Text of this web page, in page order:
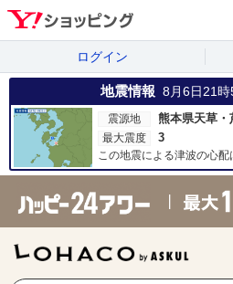
ログイン
地震情報 8月6日21
震源地 熊本県天草・
最大震度 3
この地震による津波の心配